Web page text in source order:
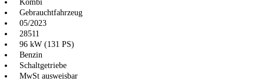
Kombi
Gebrauchtfahrzeug
05/2023
28511
96 kW (131 PS)
Benzin
Schaltgetriebe
MwSt ausweisbar